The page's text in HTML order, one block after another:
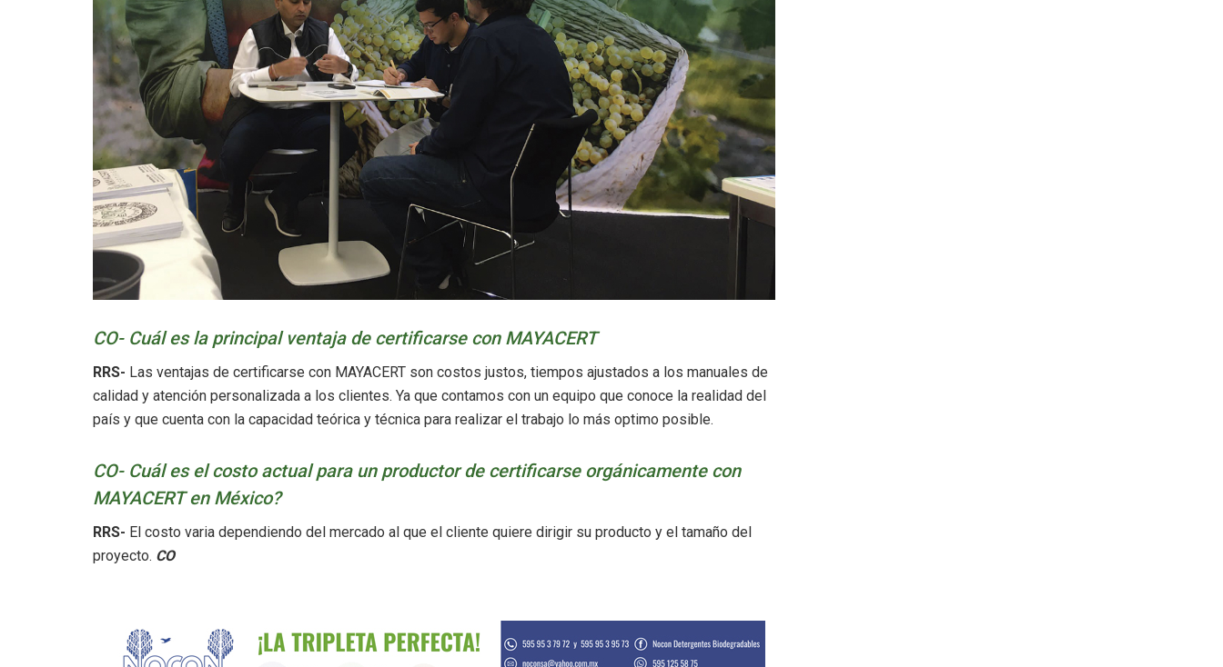
CO- Cuál es la principal ventaja de certificarse con MAYACERT
RRS- Las ventajas de certificarse con MAYACERT son costos justos, tiempos ajustados a los manuales de
calidad y atención personalizada a los clientes. Ya que contamos con un equipo que conoce la realidad del
país y que cuenta con la capacidad teórica y técnica para realizar el trabajo lo más optimo posible.
CO- Cuál es el costo actual para un productor de certificarse orgánicamente con
MAYACERT en México?
RRS- El costo varia dependiendo del mercado al que el cliente quiere dirigir su producto y el tamaño del
proyecto. CO